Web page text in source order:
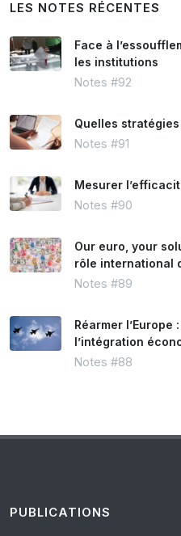
LES NOTES RÉCENTES
Face à
les institutions
Notes #92
Quelles
Notes #91
Mesurer
Notes #90
Our euro, your
rôle international
Notes #89
Réarmer
l’intégration
Notes #88
PUBLICATIONS